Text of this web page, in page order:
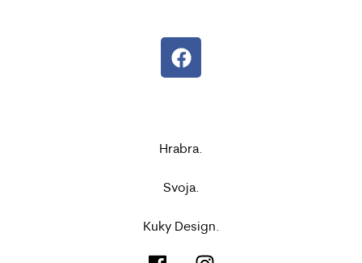
Hrabra.
Svoja.
Kuky Design.